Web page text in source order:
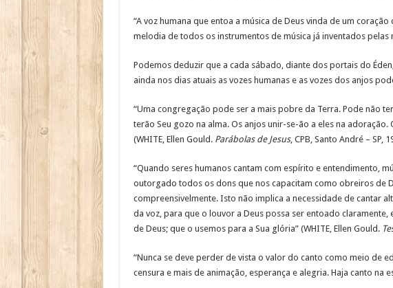
“A voz humana que entoa a música de Deus vinda de um
melodia de todos os instrumentos de música já inventados pelas
Podemos deduzir que a cada sábado, diante dos portais do
ainda nos dias atuais as vozes humanas e as vozes dos anjos
“Uma congregação pode ser a mais pobre da Terra. Pode não
terão Seu gozo na alma. Os anjos unir-se-ão a eles na
(WHITE, Ellen Gould. Parábolas de Jesus, CPB, Santo André – SP,
“Quando seres humanos cantam com espírito e entendimento,
outorgado todos os dons que nos capacitam como obreiros de
compreensivelmente. Isto não implica a necessidade de cantar
da voz, para que o louvor a Deus possa ser entoado
de Deus; que o usemos para a Sua glória” (WHITE, Ellen Gould.
“Nunca se deve perder de vista o valor do canto como meio de
censura e mais de animação, esperança e alegria. Haja canto